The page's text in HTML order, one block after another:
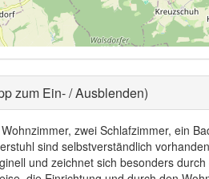
zum Ein- / Ausblenden)
zwei Schlafzimmer, ein
sind selbstverständlich
und zeichnet sich besonders